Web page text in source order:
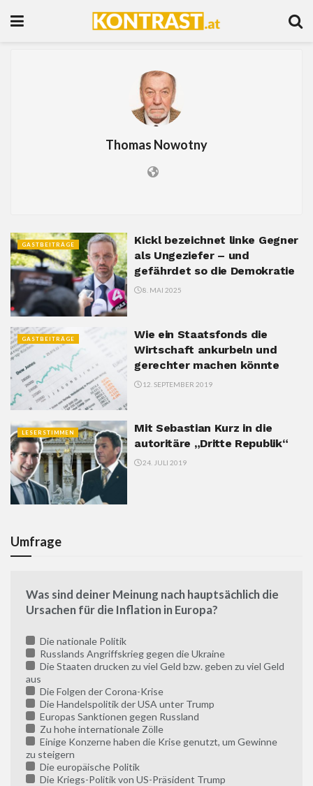
Thomas Nowotny
GASTBEITRÄGE
Kickl bezeichnet linke Gegner
als Ungeziefer – und
gefährdet so die Demokratie
8. MAI 2025
GASTBEITRÄGE
Wie ein Staatsfonds die
Wirtschaft ankurbeln und
gerechter machen könnte
12. SEPTEMBER 2019
LESERSTIMMEN
Mit Sebastian Kurz in die
autoritäre „Dritte Republik“
24. JULI 2019
Umfrage
Was sind deiner Meinung nach hauptsächlich die
Ursachen für die Inflation in Europa?
Die nationale Politik
Russlands Angriffskrieg gegen die Ukraine
Die Staaten drucken zu viel Geld bzw. geben zu viel Geld
aus
Die Folgen der Corona-Krise
Die Handelspolitik der USA unter Trump
Europas Sanktionen gegen Russland
Zu hohe internationale Zölle
Einige Konzerne haben die Krise genutzt, um Gewinne
zu steigern
Die europäische Politik
Die Kriegs-Politik von US-Präsident Trump